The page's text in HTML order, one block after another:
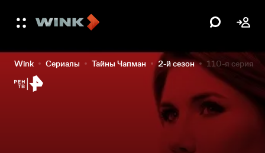
Wink Сериалы Тайны Чапман 2-й сезон 110-я серия